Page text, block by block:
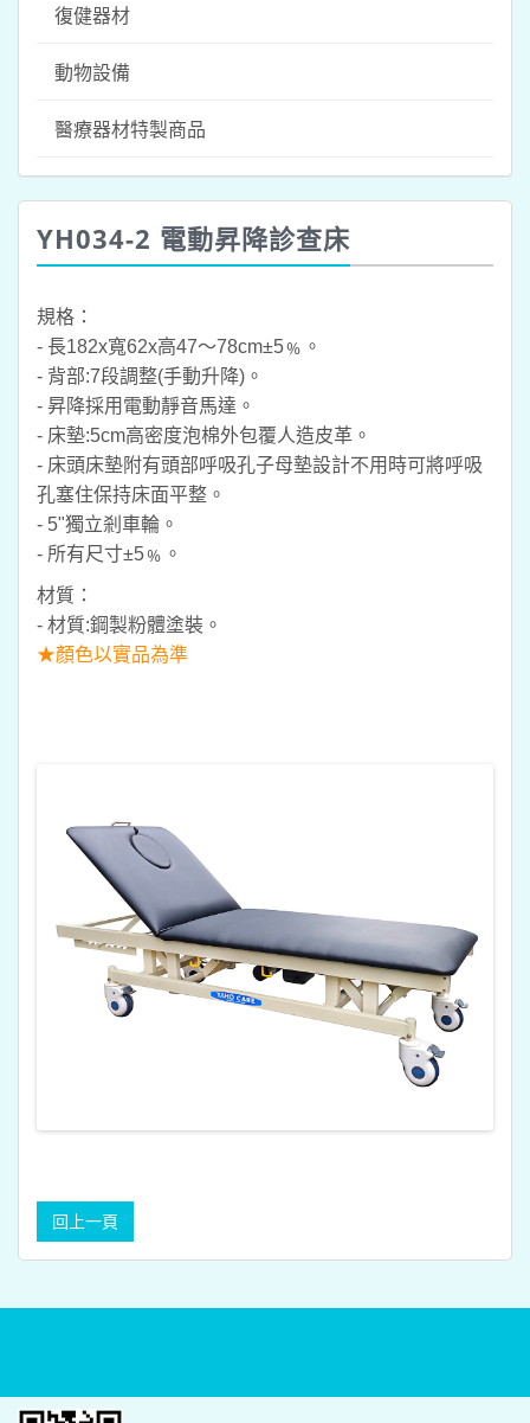
復健器材
動物設備
醫療器材特製商品
YH034-2 電動昇降診查床
規格：
- 長182x寬62x高47～78cm±5﹪。
- 背部:7段調整(手動升降)。
- 昇降採用電動靜音馬達。
- 床墊:5cm高密度泡棉外包覆人造皮革。
- 床頭床墊附有頭部呼吸孔子母墊設計不用時可將呼吸
孔塞住保持床面平整。
- 5"獨立剎車輪。
- 所有尺寸±5﹪。
材質：
- 材質:鋼製粉體塗裝。
★顏色以實品為準